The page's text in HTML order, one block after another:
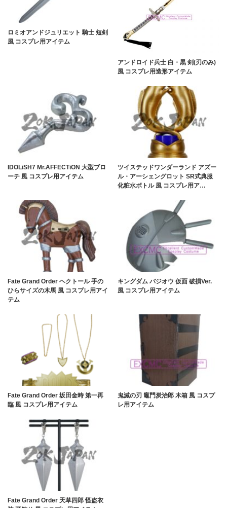
ロミオアンドジュリエット 騎士 短剣
風 コスプレ用アイテム
アンドロイド兵士 白・黒 剣(刃のみ)
風 コスプレ用造形アイテム
IDOLiSH7 Mr.AFFECTiON 大型ブロ
ーチ 風 コスプレ用アイテム
ツイステッドワンダーランド アズー
ル・アーシェングロット SR式典服
化粧水ボトル 風 コスプレ用ア…
Fate Grand Order ヘクトール 手の
ひらサイズの木馬 風 コスプレ用アイ
テム
キングダム バジオウ 仮面 破損Ver.
風 コスプレ用アイテム
Fate Grand Order 坂田金時 第一再
臨 風 コスプレ用アイテム
鬼滅の刃 竈門炭治郎 木箱 風 コスプ
レ用アイテム
Fate Grand Order 天草四郎 怪盗衣